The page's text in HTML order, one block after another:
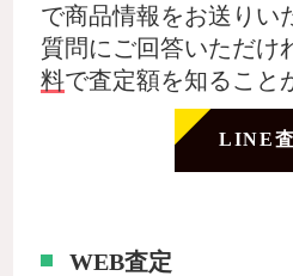
で商品情報をお送りい
質問にご回答いただけ
料で査定額を知ること
LINE
WEB査定